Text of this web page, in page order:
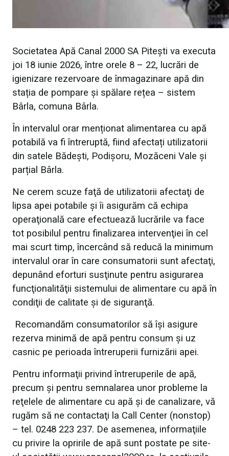
Societatea Apă Canal 2000 SA Pitești va executa
joi 18 iunie 2026, între orele 8 – 22, lucrări de
igienizare rezervoare de înmagazinare apă din
stația de pompare și spălare rețea – sistem
Bârla, comuna Bârla.
În intervalul orar menționat alimentarea cu apă
potabilă va fi întreruptă, fiind afectați utilizatorii
din satele Bădești, Podișoru, Mozăceni Vale și
parțial Bârla.
Ne cerem scuze faţă de utilizatorii afectaţi de
lipsa apei potabile şi îi asigurăm că echipa
operaţională care efectuează lucrările va face
tot posibilul pentru finalizarea intervenţiei în cel
mai scurt timp, încercând să reducă la minimum
intervalul orar în care consumatorii sunt afectaţi,
depunând eforturi susţinute pentru asigurarea
funcţionalităţii sistemului de alimentare cu apă în
condiţii de calitate şi de siguranţă.
Recomandăm consumatorilor să îşi asigure
rezerva minimă de apă pentru consum şi uz
casnic pe perioada întreruperii furnizării apei.
Pentru informaţii privind întreruperile de apă,
precum şi pentru semnalarea unor probleme la
reţelele de alimentare cu apă şi de canalizare, vă
rugăm să ne contactaţi la Call Center (nonstop)
– tel. 0248 223 237. De asemenea, informaţiile
cu privire la opririle de apă sunt postate pe site-